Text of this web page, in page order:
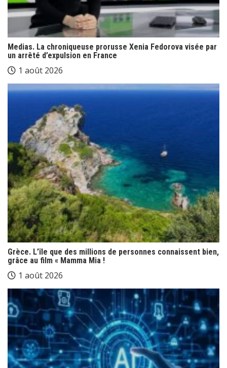
Medias. La chroniqueuse prorusse Xenia Fedorova visée par
un arrêté d’expulsion en France
1 août 2026
Grèce. L’île que des millions de personnes connaissent bien,
grâce au film « Mamma Mia !
1 août 2026